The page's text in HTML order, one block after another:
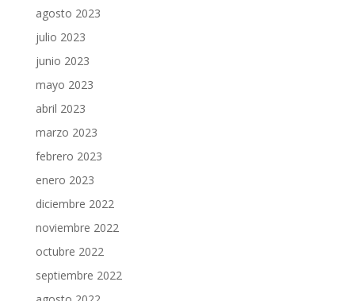
agosto 2023
julio 2023
junio 2023
mayo 2023
abril 2023
marzo 2023
febrero 2023
enero 2023
diciembre 2022
noviembre 2022
octubre 2022
septiembre 2022